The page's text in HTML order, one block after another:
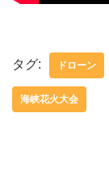
タグ: ドローン
海峡花火大会